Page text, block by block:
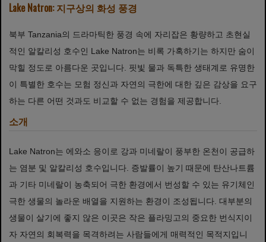
Lake Natron: 지구상의 화성 풍경
북부 Tanzania의 드라마틱한 풍경 속에 자리잡은 황량하고 초현실
적인 알칼리성 호수인 Lake Natron는 비록 가혹하기는 하지만 숨이
막힐 정도로 아름다운 곳입니다. 핏빛 물과 독특한 생태계로 유명한
이 특별한 호수는 모험 정신과 자연의 극한에 대한 깊은 감상을 요구
하는 다른 어떤 것과도 비교할 수 없는 경험을 제공합니다.
소개
Lake Natron는 에와소 응이로 강과 미네랄이 풍부한 온천이 공급하
는 염분 및 알칼리성 호수입니다. 증발률이 높기 때문에 탄산나트륨
과 기타 미네랄이 농축되어 극한 환경에서 번성할 수 있는 유기체인
극한 생물의 놀라운 배열을 지원하는 환경이 조성됩니다. 대부분의
생물이 살기에 좋지 않은 이곳은 작은 플라밍고의 중요한 번식지이
자 자연의 회복력을 목격하려는 사람들에게 매력적인 목적지입니